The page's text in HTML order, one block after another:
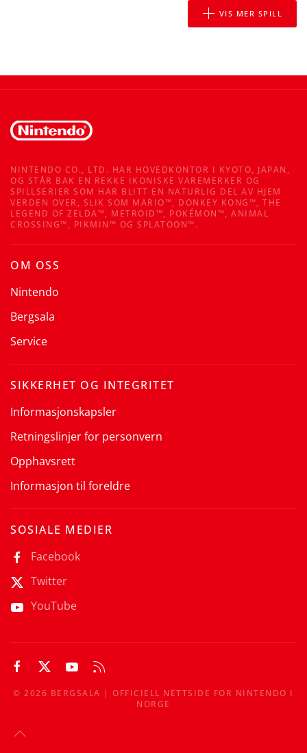
VIS MER SPILL
NINTENDO CO., LTD. HAR HOVEDKONTOR I KYOTO, JAPAN,
OG STÅR BAK EN REKKE IKONISKE VAREMERKER OG
SPILLSERIER SOM HAR BLITT EN NATURLIG DEL AV HJEM
VERDEN OVER, SLIK SOM MARIO™, DONKEY KONG™, THE
LEGEND OF ZELDA™, METROID™, POKÉMON™, ANIMAL
CROSSING™, PIKMIN™ OG SPLATOON™.
OM OSS
Nintendo
Bergsala
Service
SIKKERHET OG INTEGRITET
Informasjonskapsler
Retningslinjer for personvern
Opphavsrett
Informasjon til foreldre
SOSIALE MEDIER
Facebook
Twitter
YouTube
©2026 BERGSALA | OFFICIELL NETTSIDE FOR NINTENDO I
NORGE